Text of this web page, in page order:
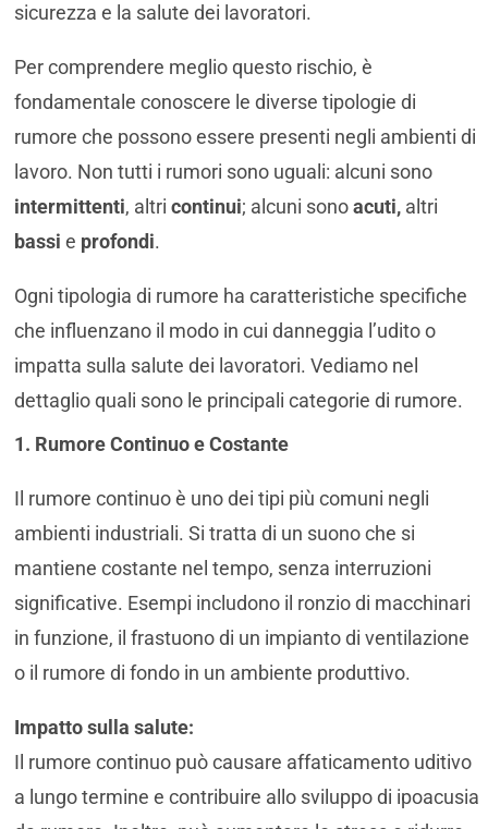
sicurezza e la salute dei lavoratori.
Per comprendere meglio questo rischio, è
fondamentale conoscere le diverse tipologie di
rumore che possono essere presenti negli ambienti di
lavoro. Non tutti i rumori sono uguali: alcuni sono
intermittenti, altri continui; alcuni sonoacuti, altri
bassi e profondi.
Ogni tipologia di rumore ha caratteristiche specifiche
che influenzano il modo in cui danneggia l’udito o
impatta sulla salute dei lavoratori. Vediamo nel
dettaglio quali sono le principali categorie di rumore.
1. Rumore Continuo e Costante
Il rumore continuo è uno dei tipi più comuni negli
ambienti industriali. Si tratta di un suono che si
mantiene costante nel tempo, senza interruzioni
significative. Esempi includono il ronzio di macchinari
in funzione, il frastuono di un impianto di ventilazione
o il rumore di fondo in un ambiente produttivo.
Impatto sulla salute:
Il rumore continuo può causare affaticamento uditivo
a lungo termine e contribuire allo sviluppo di ipoacusia